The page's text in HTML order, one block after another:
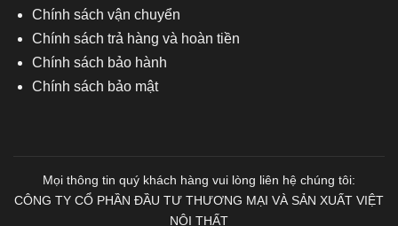
Chính sách vận chuyển
Chính sách trả hàng và hoàn tiền
Chính sách bảo hành
Chính sách bảo mật
Mọi thông tin quý khách hàng vui lòng liên hệ chúng tôi:
CÔNG TY CỔ PHẦN ĐẦU TƯ THƯƠNG MẠI VÀ SẢN XUẤT VIỆT
NỘI THẤT